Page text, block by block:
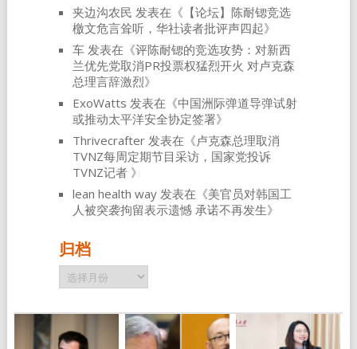
夹边沟农民 发表在《 【论坛】陈耐锶竞选
檄文危言耸听，华社读者批评声四起》
车发表在《评陈耐锶的竞选攻势：对新西
兰优先党取消PR投票权猛烈开火 对卢克森
总理言辞激烈》
ExoWatts 发表在《中国洲际弹道导弹试射
或推动太平洋安全协定签署》
Thrivecrafter发表在《卢克森总理取消
TVNZ每周定期节目采访，国家党投诉
TVNZ记者 》
lean health way发表在《美官员对韩国工
人被突袭拘留表示遗憾 承诺不再发生》
归档
归
档